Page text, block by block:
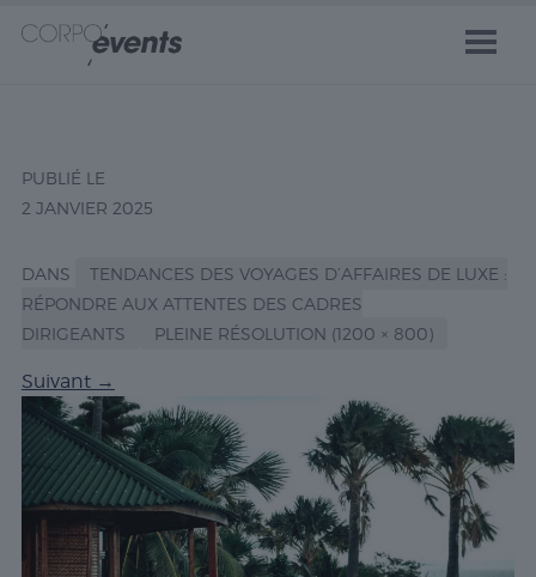
PUBLIÉ LE
2 JANVIER 2025
DANS
TENDANCES DES VOYAGES D’AFFAIRES DE LUXE :
RÉPONDRE AUX ATTENTES DES CADRES
DIRIGEANTS
PLEINE RÉSOLUTION (1200 × 800)
Suivant →